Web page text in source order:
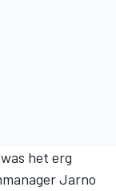
het erg
Jarno